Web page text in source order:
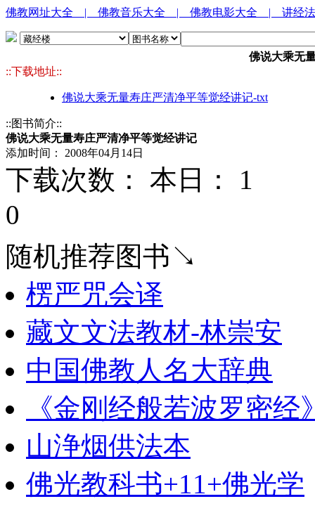
佛教网址大全 | 佛教音乐大全 | 佛教电影大全 | 讲经
佛说大乘无
::下载地址::
佛说大乘无量寿庄严清净平等觉经讲记-txt
::图书简介::
佛说大乘无量寿庄严清净平等觉经讲记
添加时间： 2008年04月14日
下载次数： 本日： 1
0
随机推荐图书↘
楞严咒会译
藏文文法教材-林崇安
中国佛教人名大辞典
《金刚经般若波罗密经
山浄烟供法本
佛光教科书+11+佛光学